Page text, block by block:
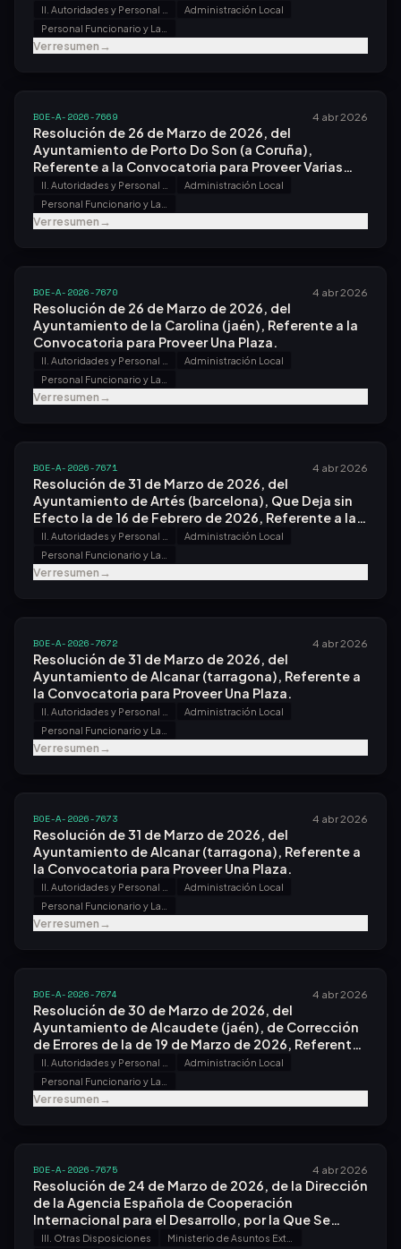
Administración Local
Ver resumen→
BOE-A-2026-7669 4 abr 2026
Resolución de 26 de Marzo de 2026, del
Ayuntamiento de Porto Do Son (a Coruña),
Referente a la Convocatoria para Proveer Varias
Plazas.
Administración Local
Ver resumen→
BOE-A-2026-7670 4 abr 2026
Resolución de 26 de Marzo de 2026, del
Ayuntamiento de la Carolina (jaén), Referente a la
Convocatoria para Proveer Una Plaza.
Administración Local
Ver resumen→
BOE-A-2026-7671 4 abr 2026
Resolución de 31 de Marzo de 2026, del
Ayuntamiento de Artés (barcelona), Que Deja sin
Efecto la de 16 de Febrero de 2026, Referente a la
Convocatoria para Proveer Una Plaza.
Administración Local
Ver resumen→
BOE-A-2026-7672 4 abr 2026
Resolución de 31 de Marzo de 2026, del
Ayuntamiento de Alcanar (tarragona), Referente a
la Convocatoria para Proveer Una Plaza.
Administración Local
Ver resumen→
BOE-A-2026-7673 4 abr 2026
Resolución de 31 de Marzo de 2026, del
Ayuntamiento de Alcanar (tarragona), Referente a
la Convocatoria para Proveer Una Plaza.
Administración Local
Ver resumen→
BOE-A-2026-7674 4 abr 2026
Resolución de 30 de Marzo de 2026, del
Ayuntamiento de Alcaudete (jaén), de Corrección
de Errores de la de 19 de Marzo de 2026, Referente
a la Convocatoria para Proveer Una Plaza.
Administración Local
Ver resumen→
BOE-A-2026-7675 4 abr 2026
Resolución de 24 de Marzo de 2026, de la Dirección
de la Agencia Española de Cooperación
Internacional para el Desarrollo, por la Que Se
Publica el Convenio con Iberia Lae, Sa, Operadora
III. Otras Disposiciones